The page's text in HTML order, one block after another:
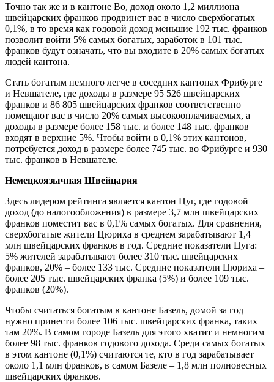
Точно так же и в кантоне Во, доход около 1,2 миллиона
швейцарских франков продвинет вас в число сверхбогатых
0,1%, в то время как годовой доход меньшие 192 тыс. франков
позволит войти 5% самых богатых, заработок в 101 тыс.
франков будут означать, что вы входите в 20% самых богатых
людей кантона.
Стать богатым немного легче в соседних кантонах Фрибурге
и Невшателе, где доходы в размере 95 526 швейцарских
франков и 86 805 швейцарских франков соответственно
помещают вас в число 20% самых высокооплачиваемых, а
доходы в размере более 158 тыс. и более 148 тыс. франков
входят в верхние 5%. Чтобы войти в 0,1% этих кантонов,
потребуется доход в размере более 745 тыс. во Фрибурге и 930
тыс. франков в Невшателе.
Немецкоязычная Швейцария
Здесь лидером рейтинга является кантон Цуг, где годовой
доход (до налогообложения) в размере 3,7 млн швейцарских
франков поместит вас в 0,1% самых богатых. Для сравнения,
сверхбогатые жители Цюриха в среднем зарабатывают 1,4
млн швейцарских франков в год. Средние показатели Цуга:
5% жителей зарабатывают более 310 тыс. швейцарских
франков, 20% – более 133 тыс. Средние показатели Цюриха –
более 205 тыс. швейцарских франка (5%) и более 109 тыс.
франков (20%).
Чтобы считаться богатым в кантоне Базель, домой за год
нужно принести более 106 тыс. швейцарских франка, таких
там 20%. В самом городе Базель для этого хватит и немногим
более 98 тыс. франков годового дохода. Среди самых богатых
в этом кантоне (0,1%) считаются те, кто в год зарабатывает
около 1,1 млн франков, в самом Базеле – 1,8 млн полновесных
швейцарских франков.